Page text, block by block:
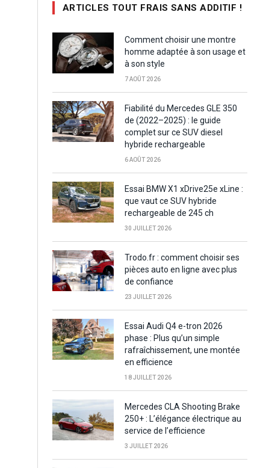
ARTICLES TOUT FRAIS SANS ADDITIF !
Comment choisir une montre
homme adaptée à son usage et
à son style
7 AOÛT 2026
Fiabilité du Mercedes GLE 350
de (2022–2025) : le guide
complet sur ce SUV diesel
hybride rechargeable
6 AOÛT 2026
Essai BMW X1 xDrive25e xLine :
que vaut ce SUV hybride
rechargeable de 245 ch
30 JUILLET 2026
Trodo.fr : comment choisir ses
pièces auto en ligne avec plus
de confiance
23 JUILLET 2026
Essai Audi Q4 e-tron 2026
phase : Plus qu’un simple
rafraîchissement, une montée
en efficience
18 JUILLET 2026
Mercedes CLA Shooting Brake
250+ : L’élégance électrique au
service de l’efficience
3 JUILLET 2026